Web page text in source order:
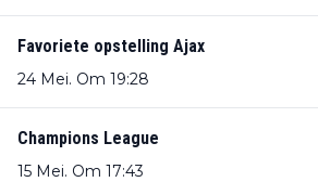
Favoriete opstelling Ajax
24 Mei. Om 19:28
Champions League
15 Mei. Om 17:43